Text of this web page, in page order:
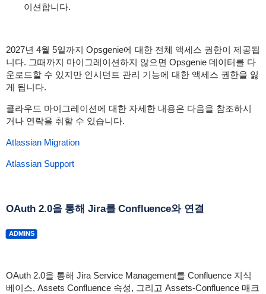
이션합니다.
2027년 4월 5일까지 Opsgenie에 대한 전체 액세스 권한이 제공됩
니다. 그때까지 마이그레이션하지 않으면 Opsgenie 데이터를 다
운로드할 수 있지만 인시던트 관리 기능에 대한 액세스 권한을 잃
게 됩니다.
클라우드 마이그레이션에 대한 자세한 내용은 다음을 참조하시
거나 연락을 취할 수 있습니다.
Atlassian Migration
Atlassian Support
OAuth 2.0을 통해 Jira를 Confluence와 연결
ADMINS
OAuth 2.0을 통해 Jira Service Management를 Confluence 지식
베이스, Assets Confluence 속성, 그리고 Assets-Confluence 매크